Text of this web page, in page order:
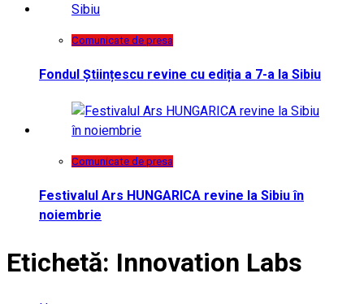
Comunicate de presa
Fondul Științescu revine cu ediția a 7-a la Sibiu
Comunicate de presa
Festivalul Ars HUNGARICA revine la Sibiu în
noiembrie
Etichetă: Innovation Labs